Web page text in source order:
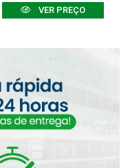
VER PREÇO